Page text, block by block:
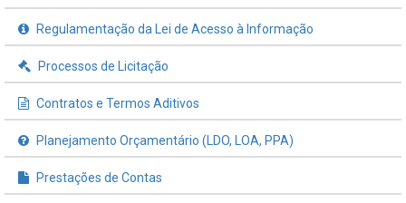
Regulamentação da Lei de Acesso à Informação
Processos de Licitação
Contratos e Termos Aditivos
Planejamento Orçamentário (LDO, LOA, PPA)
Prestações de Contas